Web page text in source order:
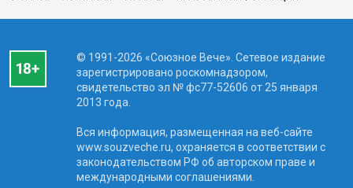
© 1991-2026 «Союзное Вече». Сетевое издание
зарегистрировано роскомнадзором,
свидетельство эл № фc77-52606 от 25 января
2013 года.
Вся информация, размещенная на веб-сайте
www.souzveche.ru, охраняется в соответствии с
законодательством РФ об авторском праве и
международными соглашениями.